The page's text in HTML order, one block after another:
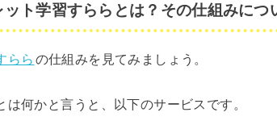
ット学習すららとは？その仕組みにつ
らら の仕組みを見てみましょう。
は何かと言うと、以下のサービスです。